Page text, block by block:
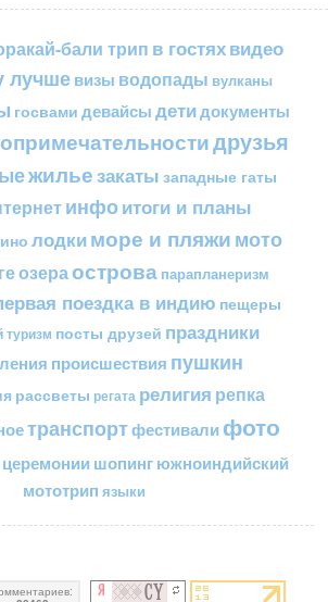
бали трип в гостяхвидео
лучшевизы водопады вулканы
госвами девайсы детидокументы
друзья
жильезакаты западные гаты
инфоитоги и планы
лодкиморе и пляжимото
озераострова парапланеризм
поездка в индию пещеры
туризм посты друзей праздники
происшествия пушкин
рассветы регата религия репка
транспортфестивали фото
церемонии шопингюжноиндийский
мототрип языки